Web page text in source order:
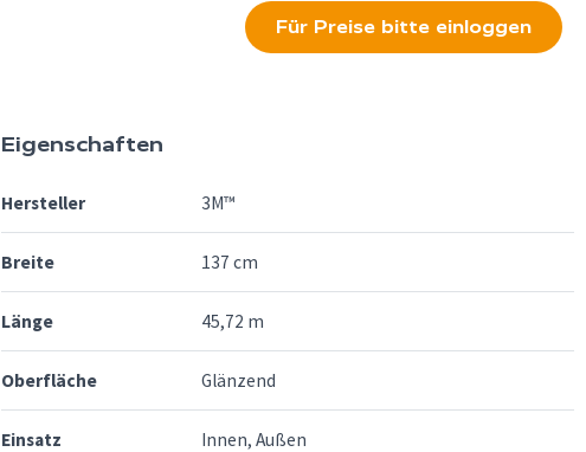
Für Preise bitte einloggen
Eigenschaften
Hersteller 3M™
Breite 137 cm
Länge 45,72 m
Oberfläche Glänzend
Einsatz Innen, Außen